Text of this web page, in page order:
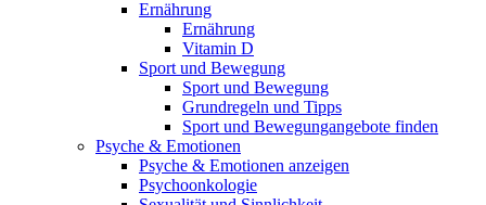
Ernährung
Ernährung
Vitamin D
Sport und Bewegung
Sport und Bewegung
Grundregeln und Tipps
Sport und Bewegungangebote finden
Psyche & Emotionen
Psyche & Emotionen anzeigen
Psychoonkologie